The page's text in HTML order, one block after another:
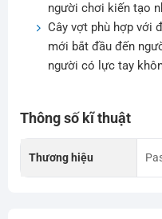
người chơi kiến tạo
Cây vợt phù hợp với
mới bắt đầu đến
người có lực tay
Thông số kĩ thuật
Thương hiệu